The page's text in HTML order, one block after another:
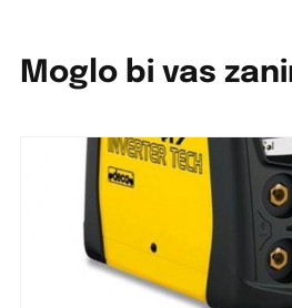
Moglo bi vas